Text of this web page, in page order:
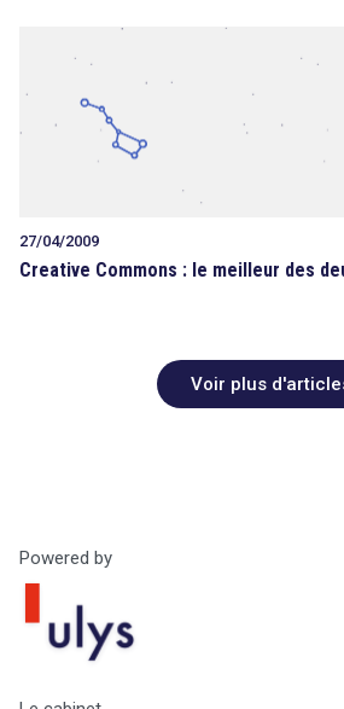
27/04/2009
Creative Commons : le meilleur des
Voir plus
Powered by